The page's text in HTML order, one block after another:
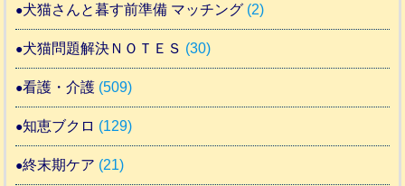
犬猫さんと暮す前準備 マッチング (2)
犬猫問題解決ＮＯＴＥＳ (30)
看護・介護 (509)
知恵ブクロ (129)
終末期ケア (21)